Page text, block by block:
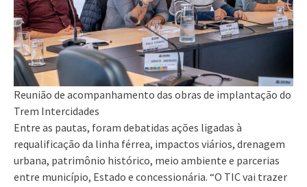
Reunião de acompanhamento das obras de implantação do
Trem Intercidades
Entre as pautas, foram debatidas ações ligadas à
requalificação da linha férrea, impactos viários, drenagem
urbana, patrimônio histórico, meio ambiente e parcerias
entre município, Estado e concessionária. “O TIC vai trazer